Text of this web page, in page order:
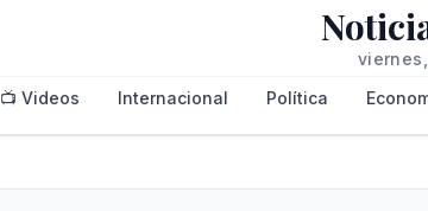
📺 Videos Internacional Política